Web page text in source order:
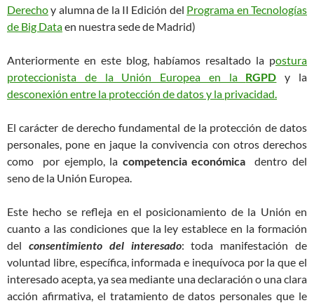
Derechoy alumna de la II Edición del Programa en Tecnologías
de Big Dataen nuestra sede de Madrid)
Anteriormente en este blog, habíamos resaltado la postura
proteccionista de la Unión Europea en la RGPD y la
desconexión entre la protección de datos y la privacidad.
El carácter de derecho fundamental de la protección de datos
personales, pone en jaque la convivencia con otros derechos
como por ejemplo, la competencia económica dentro del
seno de la Unión Europea.
Este hecho se refleja en el posicionamiento de la Unión en
cuanto a las condiciones que la ley establece en la formación
del consentimiento del interesado: toda manifestación de
voluntad libre, específica, informada e inequívoca por la que el
interesado acepta, ya sea mediante una declaración o una clara
acción afirmativa, el tratamiento de datos personales que le